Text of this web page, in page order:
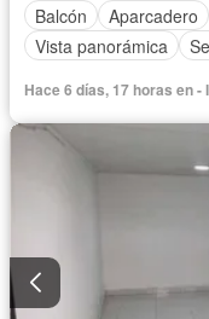
Balcón
Aparcadero
Vista panorámica
Hace 6 días, 17 horas en